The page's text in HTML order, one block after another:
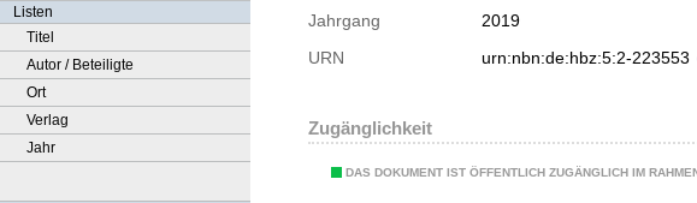
Listen
Titel
Autor / Beteiligte
Ort
Verlag
Jahr
Jahrgang
2019
URN
urn:nbn:de:hbz:5:2-223553
Zugänglichkeit
DAS DOKUMENT IST ÖFFENTLICH ZUGÄNGLICH IM